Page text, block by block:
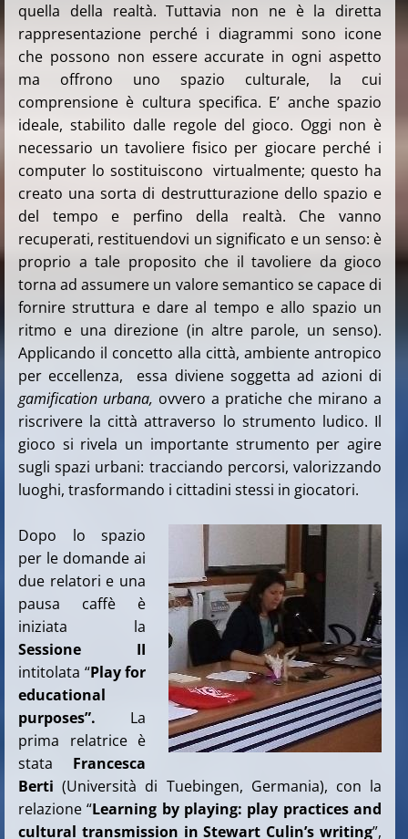
quella della realtà. Tuttavia non ne è la diretta
rappresentazione perché i diagrammi sono icone
che possono non essere accurate in ogni aspetto
ma offrono uno spazio culturale, la cui
comprensione è cultura specifica. E’ anche spazio
ideale, stabilito dalle regole del gioco. Oggi non è
necessario un tavoliere fisico per giocare perché i
computer lo sostituiscono virtualmente; questo ha
creato una sorta di destrutturazione dello spazio e
del tempo e perfino della realtà. Che vanno
recuperati, restituendovi un significato e un senso: è
proprio a tale proposito che il tavoliere da gioco
torna ad assumere un valore semantico se capace di
fornire struttura e dare al tempo e allo spazio un
ritmo e una direzione (in altre parole, un senso).
Applicando il concetto alla città, ambiente antropico
per eccellenza, essa diviene soggetta ad azioni di
gamification urbana, ovvero a pratiche che mirano a
riscrivere la città attraverso lo strumento ludico. Il
gioco si rivela un importante strumento per agire
sugli spazi urbani: tracciando percorsi, valorizzando
luoghi, trasformando i cittadini stessi in giocatori.
Dopo lo spazio
per le domande ai
due relatori e una
pausa caffè è
iniziata la
Sessione II
intitolata “Play for
educational
purposes”. La
prima relatrice è
stata Francesca
Berti (Università di Tuebingen, Germania), con la
relazione “Learning by playing: play practices and
cultural transmission in Stewart Culin’s writing”,